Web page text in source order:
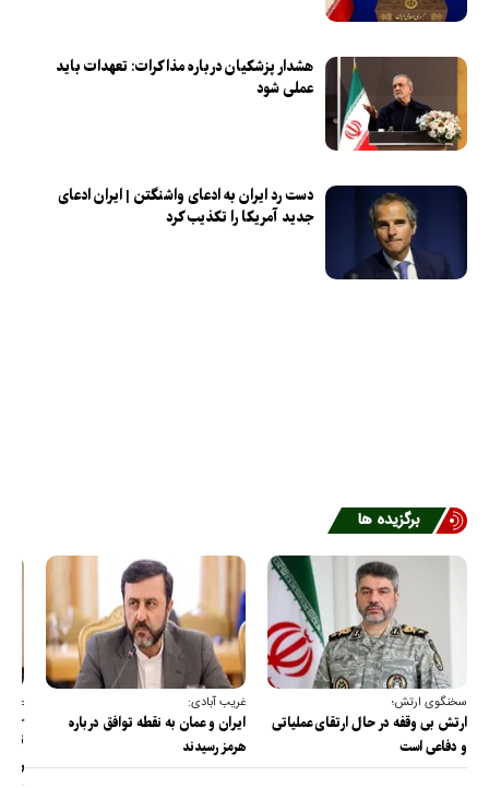
هشدار پزشکیان درباره مذاکرات: تعهدات باید
عملی شود
دست رد ایران به ادعای واشنگتن | ایران ادعای
جدید آمریکا را تکذیب کرد
برگزیده ها
سخنگوی ارتش؛
ارتش بی وقفه در حال ارتقای عملیاتی
و دفاعی است
غریب آبادی:
ایران و عمان به نقطه توافق درباره
هرمز رسیدند
عضو
را